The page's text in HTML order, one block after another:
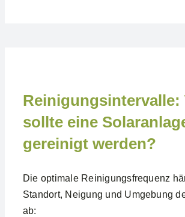
Reinigungsintervalle:
sollte eine
gereinigt werden?
Die optimale Reinigungsfrequenz
Standort, Neigung und Umgebung
ab: